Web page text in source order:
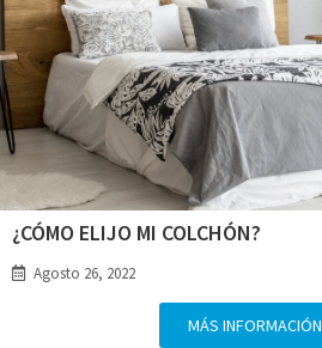
¿CÓMO ELIJO MI COLCHÓN?
Agosto 26, 2022
MÁS INFORMACIÓN